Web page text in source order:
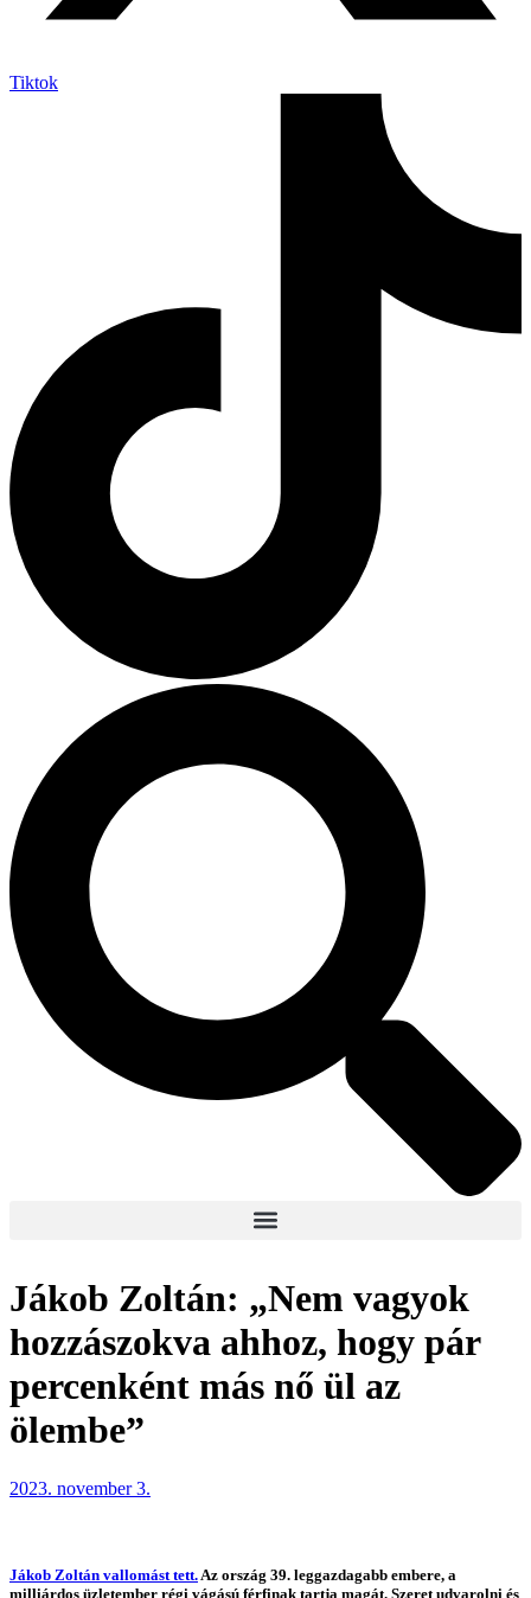
Tiktok
Jákob Zoltán: „Nem vagyok
hozzászokva ahhoz, hogy pár
percenként más nő ül az
ölembe”
2023. november 3.
Jákob Zoltán vallomást tett. Az ország 39. leggazdagabb embere, a
milliárdos üzletember régi vágású férfinak tartja magát. Szeret udvarolni és